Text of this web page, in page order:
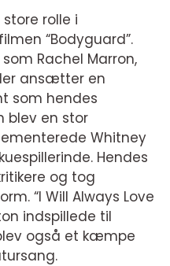
rolle i
“Bodyguard”.
Rachel Marron,
ansætter en
som hendes
blev en stor
Whitney
Hendes
og tog
“I Will Always Love
indspillede til
også et kæmpe